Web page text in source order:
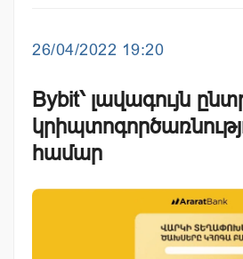
26/04/2022 19:20
Bybit՝ լավագույն
համար